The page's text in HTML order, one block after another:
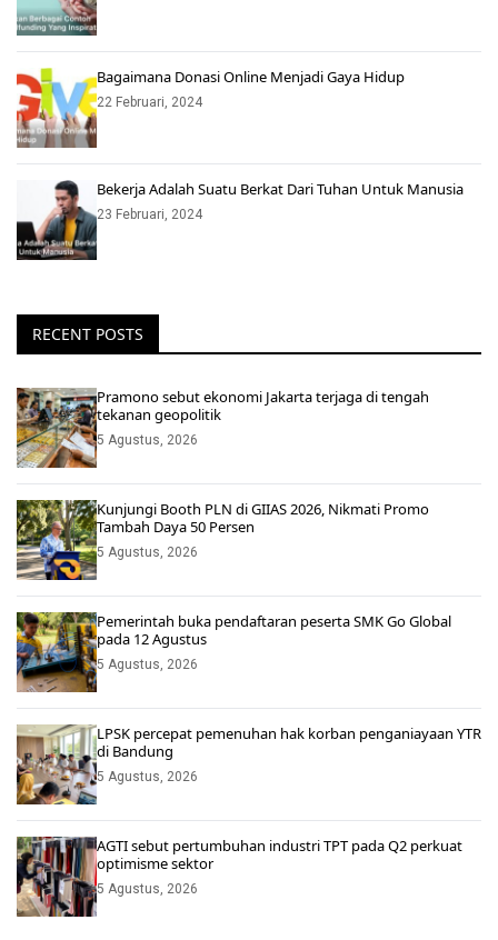
Bagaimana Donasi Online Menjadi Gaya Hidup
22 Februari, 2024
Bekerja Adalah Suatu Berkat Dari Tuhan Untuk Manusia
23 Februari, 2024
RECENT POSTS
Pramono sebut ekonomi Jakarta terjaga di tengah
tekanan geopolitik
5 Agustus, 2026
Kunjungi Booth PLN di GIIAS 2026, Nikmati Promo
Tambah Daya 50 Persen
5 Agustus, 2026
Pemerintah buka pendaftaran peserta SMK Go Global
pada 12 Agustus
5 Agustus, 2026
LPSK percepat pemenuhan hak korban penganiayaan YTR
di Bandung
5 Agustus, 2026
AGTI sebut pertumbuhan industri TPT pada Q2 perkuat
optimisme sektor
5 Agustus, 2026